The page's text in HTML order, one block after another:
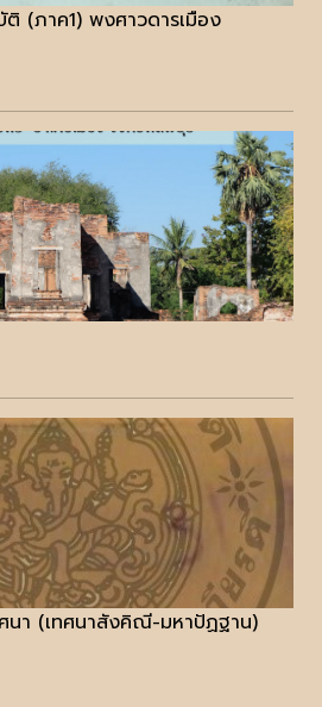
(ภาค1) พงศาวดารเมือง
า (เทศนาสังคิณี-มหาปัฏฐาน)